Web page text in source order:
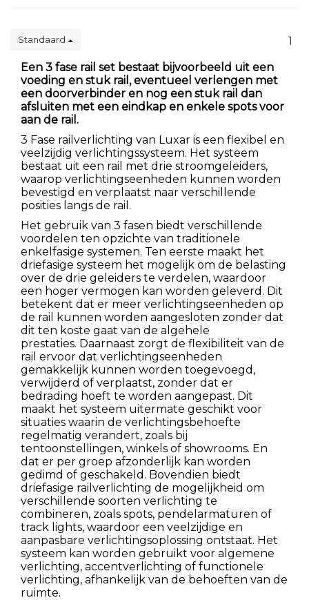
Standaard
1
Een 3 fase rail set bestaat bijvoorbeeld uit een
voeding en stuk rail, eventueel verlengen met
een doorverbinder en nog een stuk rail dan
afsluiten met een eindkap en enkele spots voor
aan de rail.
3 Fase railverlichting van Luxar is een flexibel en
veelzijdig verlichtingssysteem. Het systeem
bestaat uit een rail met drie stroomgeleiders,
waarop verlichtingseenheden kunnen worden
bevestigd en verplaatst naar verschillende
posities langs de rail.
Het gebruik van 3 fasen biedt verschillende
voordelen ten opzichte van traditionele
enkelfasige systemen. Ten eerste maakt het
driefasige systeem het mogelijk om de belasting
over de drie geleiders te verdelen, waardoor
een hoger vermogen kan worden geleverd. Dit
betekent dat er meer verlichtingseenheden op
de rail kunnen worden aangesloten zonder dat
dit ten koste gaat van de algehele
prestaties. Daarnaast zorgt de flexibiliteit van de
rail ervoor dat verlichtingseenheden
gemakkelijk kunnen worden toegevoegd,
verwijderd of verplaatst, zonder dat er
bedrading hoeft te worden aangepast. Dit
maakt het systeem uitermate geschikt voor
situaties waarin de verlichtingsbehoefte
regelmatig verandert, zoals bij
tentoonstellingen, winkels of showrooms. En
dat er per groep afzonderlijk kan worden
gedimd of geschakeld. Bovendien biedt
driefasige railverlichting de mogelijkheid om
verschillende soorten verlichting te
combineren, zoals spots, pendelarmaturen of
track lights, waardoor een veelzijdige en
aanpasbare verlichtingsoplossing ontstaat. Het
systeem kan worden gebruikt voor algemene
verlichting, accentverlichting of functionele
verlichting, afhankelijk van de behoeften van de
ruimte.